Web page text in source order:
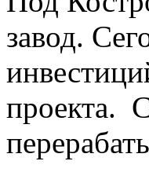
завод.
проекта.